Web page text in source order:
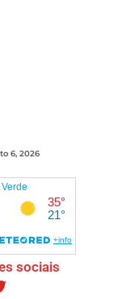
6, 2026
sociais